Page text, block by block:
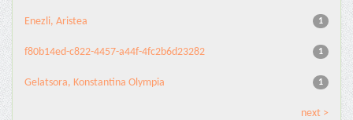
1
Enezli, Aristea
1
f80b14ed-c822-4457-a44f-4fc2b6d23282
1
Gelatsora, Konstantina Olympia
next >